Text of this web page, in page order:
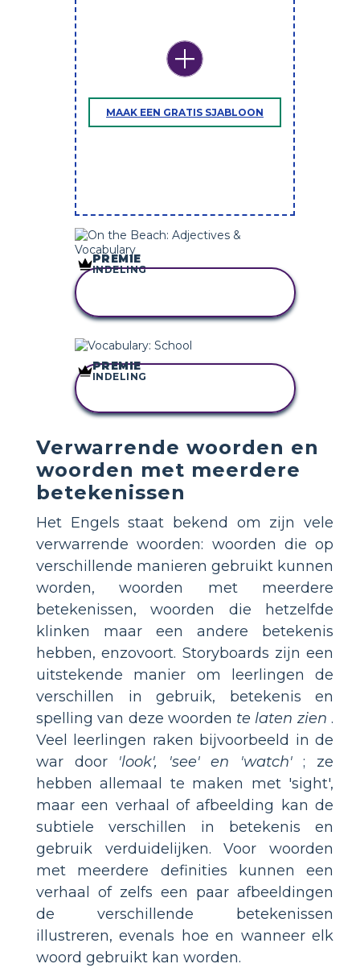
MAAK EEN GRATIS SJABLOON
PREMIE
INDELING
KOPIEER DIT
PREMIE
INDELING
Verwarrende woorden en
woorden met meerdere
betekenissen
Het Engels staat bekend om zijn vele
verwarrende woorden: woorden die op
verschillende manieren gebruikt kunnen
worden, woorden met meerdere
betekenissen, woorden die hetzelfde
klinken maar een andere betekenis
hebben, enzovoort. Storyboards zijn een
uitstekende manier om leerlingen de
verschillen in gebruik, betekenis en
spelling van deze woorden te laten zien .
Veel leerlingen raken bijvoorbeeld in de
war door 'look', 'see' en 'watch'; ze
hebben allemaal te maken met 'sight',
maar een verhaal of afbeelding kan de
subtiele verschillen in betekenis en
gebruik verduidelijken. Voor woorden
met meerdere definities kunnen een
verhaal of zelfs een paar afbeeldingen
de verschillende betekenissen
illustreren, evenals hoe en wanneer elk
woord gebruikt kan worden.